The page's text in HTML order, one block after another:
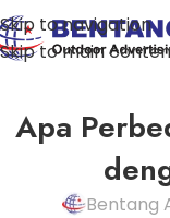
Skip to navigation
Skip to main
Apa
Bentang